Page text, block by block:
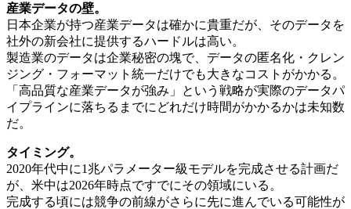
産業データの壁。
日本企業が持つ産業データは確かに貴重だが、そのデータを
社外の新会社に提供するハードルは高い。
製造業のデータは企業秘密の塊で、データの匿名化・クレン
ジング・フォーマット統一だけでも大きなコストがかかる。
「高品質な産業データが強み」という戦略が実際のデータパ
イプラインに落ちるまでにどれだけ時間がかかるかは未知数
だ。
タイミング。
2020年代中に1兆パラメーター級モデルを完成させる計画だ
が、米中は2026年時点ですでにその領域にいる。
完成する頃には競争の前線がさらに先に進んでいる可能性が